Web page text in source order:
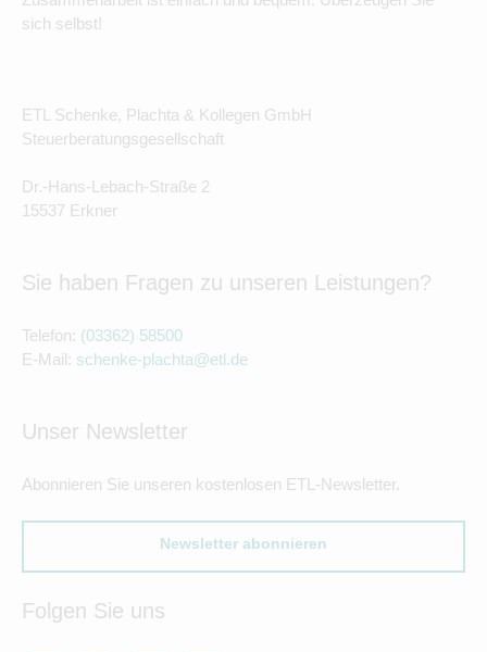
sich selbst!
ETL Schenke, Plachta & Kollegen GmbH
Steuerberatungsgesellschaft
Dr.-Hans-Lebach-Straße 2
15537 Erkner
Sie haben Fragen zu unseren Leistungen?
Telefon: (03362) 58500
E-Mail: schenke-plachta@etl.de
Unser Newsletter
Abonnieren Sie unseren kostenlosen ETL-Newsletter.
Newsletter abonnieren
Folgen Sie uns